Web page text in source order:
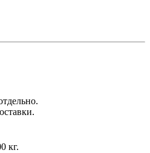
кг.